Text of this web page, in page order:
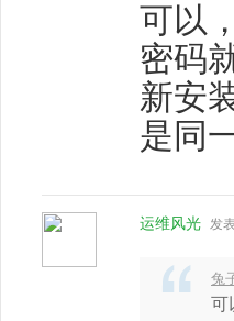
可以
密码
新安
是同
运维风光 发
兔
可